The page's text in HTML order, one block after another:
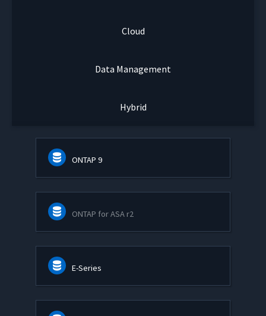
Cloud
Data Management
Hybrid
ONTAP 9
ONTAP for ASA r2
E-Series